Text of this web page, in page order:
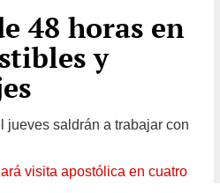
48 horas en
y
jueves saldrán a trabajar con
visita apostólica en cuatro